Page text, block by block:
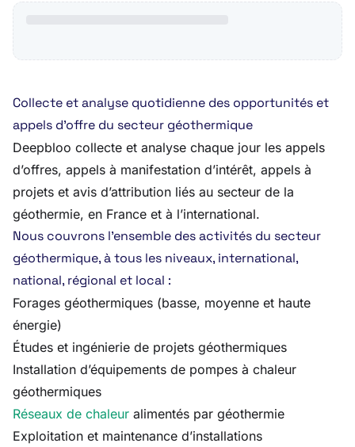
Collecte et analyse quotidienne des opportunités et
appels d’offre du secteur géothermique
Deepbloo collecte et analyse chaque jour les appels
d’offres, appels à manifestation d’intérêt, appels à
projets et avis d’attribution liés au secteur de la
géothermie, en France et à l’international.
Nous couvrons l’ensemble des activités du secteur
géothermique, à tous les niveaux, international,
national, régional et local :
Forages géothermiques (basse, moyenne et haute
énergie)
Études et ingénierie de projets géothermiques
Installation d’équipements de pompes à chaleur
géothermiques
Réseaux de chaleur alimentés par géothermie
Exploitation et maintenance d’installations